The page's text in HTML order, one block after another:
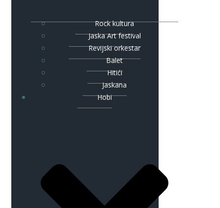
Rock kultura
Jaska Art festival
Revijski orkestar
Balet
Hitići
Jaskana
Hobi